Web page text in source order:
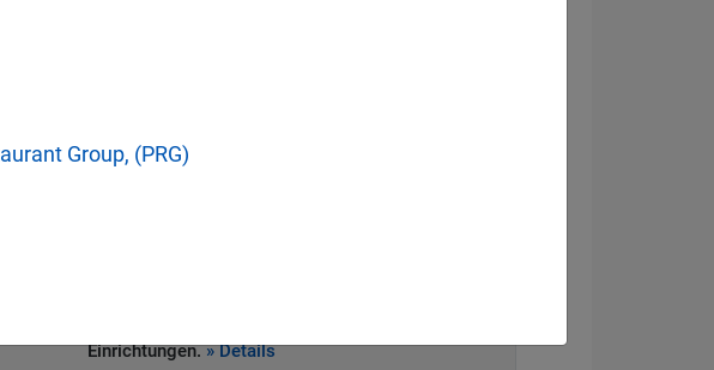
bricht aus und hackt Systeme von Drittanbieter.
Einrichtungen.» Details
Group, (PRG)